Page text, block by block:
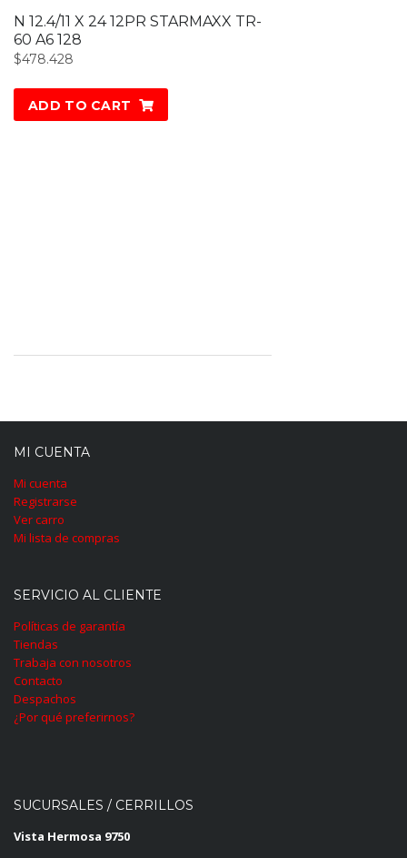
N 12.4/11 X 24 12PR STARMAXX TR-
60 A6 128
$478.428
ADD TO CART
MI CUENTA
Mi cuenta
Registrarse
Ver carro
Mi lista de compras
SERVICIO AL CLIENTE
Políticas de garantía
Tiendas
Trabaja con nosotros
Contacto
Despachos
¿Por qué preferirnos?
SUCURSALES / CERRILLOS
Vista Hermosa 9750